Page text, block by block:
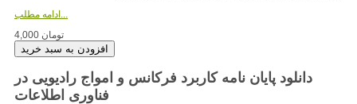
ادامه مطلب...
4,000 تومان
دانلود پایان نامه کاربرد فرکانس و امواج رادیویی در
فناوری اطلاعات